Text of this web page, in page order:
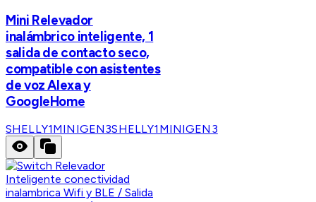
Mini Relevador
inalámbrico inteligente, 1
salida de contacto seco,
compatible con asistentes
de voz Alexa y
GoogleHome
SHELLY1MINIGEN3SHELLY1MINIGEN3